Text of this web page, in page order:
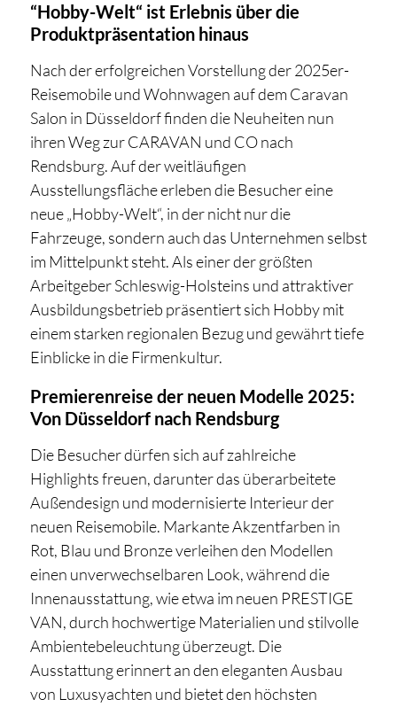
“Hobby-Welt“ ist Erlebnis über die
Produktpräsentation hinaus
Nach der erfolgreichen Vorstellung der 2025er-
Reisemobile und Wohnwagen auf dem Caravan
Salon in Düsseldorf finden die Neuheiten nun
ihren Weg zur CARAVAN und CO nach
Rendsburg. Auf der weitläufigen
Ausstellungsfläche erleben die Besucher eine
neue „Hobby-Welt“, in der nicht nur die
Fahrzeuge, sondern auch das Unternehmen selbst
im Mittelpunkt steht. Als einer der größten
Arbeitgeber Schleswig-Holsteins und attraktiver
Ausbildungsbetrieb präsentiert sich Hobby mit
einem starken regionalen Bezug und gewährt tiefe
Einblicke in die Firmenkultur.
Premierenreise der neuen Modelle 2025:
Von Düsseldorf nach Rendsburg
Die Besucher dürfen sich auf zahlreiche
Highlights freuen, darunter das überarbeitete
Außendesign und modernisierte Interieur der
neuen Reisemobile. Markante Akzentfarben in
Rot, Blau und Bronze verleihen den Modellen
einen unverwechselbaren Look, während die
Innenausstattung, wie etwa im neuen PRESTIGE
VAN, durch hochwertige Materialien und stilvolle
Ambientebeleuchtung überzeugt. Die
Ausstattung erinnert an den eleganten Ausbau
von Luxusyachten und bietet den höchsten